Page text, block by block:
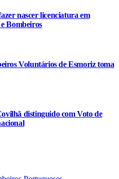
nascer licenciatura em
Bombeiros
Voluntários de Esmoriz toma
distinguido com Voto de